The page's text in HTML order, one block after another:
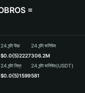
=
24 ঘন্টা উচ্চ
$0.0{5}2227
24 ঘন্টা নিম্ন
$0.0{5}1599
24 ঘন্টা ভলিউম
306.2M
24 ঘন্টা ভলিউম(USDT)
581